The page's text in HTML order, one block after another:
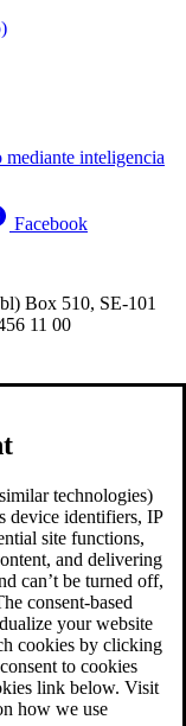
mediante inteligencia
Facebook
Box 510, SE-101
11 00
technologies)
device identifiers, IP
site functions,
and delivering
can’t be turned off,
consent-based
your website
cookies by clicking
to cookies
link below. Visit
how we use